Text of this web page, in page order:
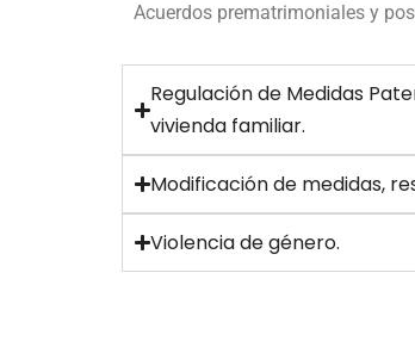
Acuerdos prematrimoniales y
Regulación de Medidas
vivienda familiar.
Modificación de medidas,
Violencia de género.